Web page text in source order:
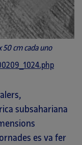
cm cada uno
subsahariana
es va fer